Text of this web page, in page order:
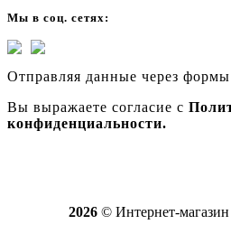
Мы в соц. сетях:
Отправляя данные через формы
Вы выражаете согласие с
конфиденциальности.
2026© Интернет-магазин